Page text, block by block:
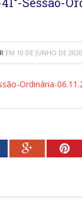
EM 10 DE JUNHO DE 2020
Ordinária-
Google+